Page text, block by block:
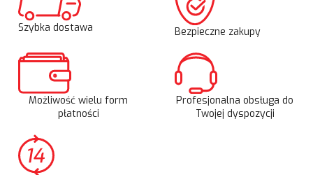
Szybka dostawa Bezpieczne zakupy
Możliwość wielu form
płatności
Profesjonalna obsługa do
Twojej dyspozycji